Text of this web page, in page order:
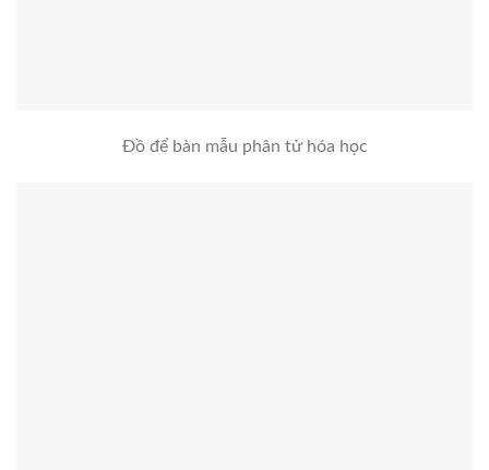
Đồ để bàn mẫu phân tử hóa học